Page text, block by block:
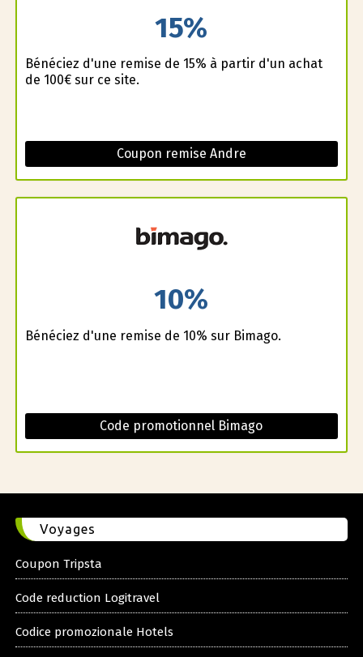
15%
Bénéficiez d'une remise de 15% à partir d'un achat
de 100€ sur ce site.
Coupon remise Andre
10%
Bénéficiez d'une remise de 10% sur Bimago.
Code promotionnel Bimago
Voyages
Coupon Tripsta
Code reduction Logitravel
Codice promozionale Hotels